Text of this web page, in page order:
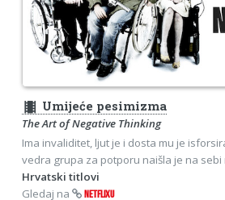
theaters Umijeće pesimizma
The Art of Negative Thinking
Ima invaliditet, ljut je i dosta mu je
vedra grupa za potporu naišla je na sebi
Hrvatski titlovi
Gledaj na
NETFLIXU